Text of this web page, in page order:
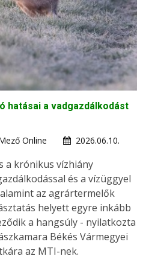
hatásai a vadgazdálkodást
Online
2026.06.10.
a krónikus vízhiány
és a vízüggyel
az agrártermelők
helyett egyre inkább
a hangsúly - nyilatkozta
Békés Vármegyei
az MTI-nek.